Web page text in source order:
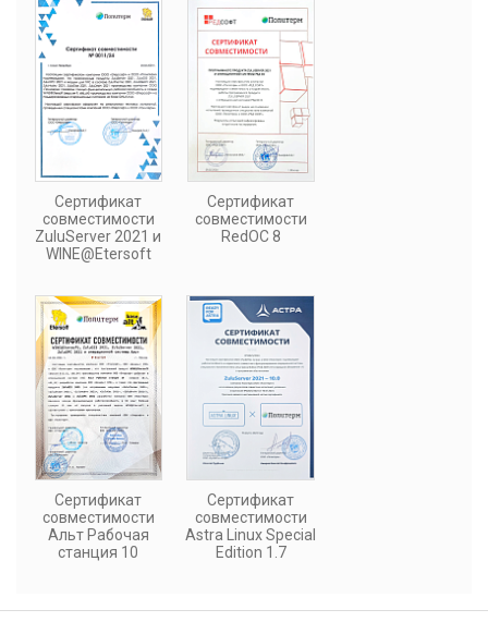
Сертификат
совместимости
ZuluServer 2021 и
WINE@Etersoft
Сертификат
совместимости
RedOC 8
Сертификат
совместимости
Альт Рабочая
станция 10
Сертификат
совместимости
Astra Linux Special
Edition 1.7